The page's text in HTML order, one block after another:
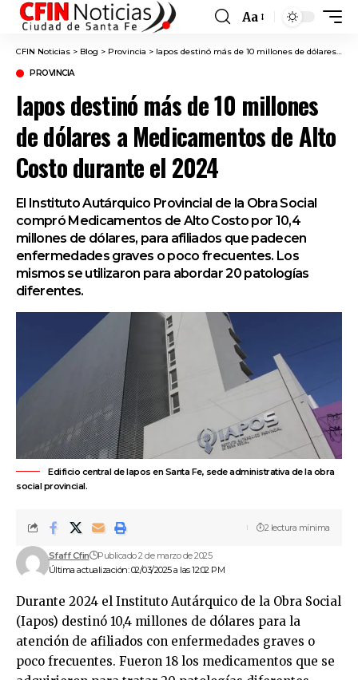
Font
Resizer
Aa
CFIN Noticias > Blog > Provincia > Iapos destinó más de 10 millones de dólares a Medicamentos de Alto Costo durante el 2024
PROVINCIA
Iapos destinó más de 10 millones
de dólares a Medicamentos de Alto
Costo durante el 2024
El Instituto Autárquico Provincial de la Obra Social
compró Medicamentos de Alto Costo por 10,4
millones de dólares, para afiliados que padecen
enfermedades graves o poco frecuentes. Los
mismos se utilizaron para abordar 20 patologías
diferentes.
Edificio central de Iapos en Santa Fe, sede administrativa de la obra
social provincial.
Última actualización: 02/03/2025 a las 12:02 PM
Sfaff Cfin Publicado 2 de marzo de 2025
2 lectura mínima
Durante 2024 el Instituto Autárquico de la Obra Social
(Iapos) destinó 10,4 millones de dólares para la
atención de afiliados con enfermedades graves o
poco frecuentes. Fueron 18 los medicamentos que se